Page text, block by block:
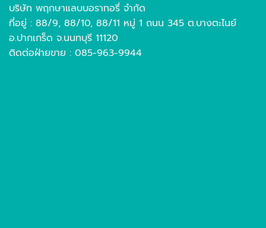
บริษัท พฤกษาแลบบอราทอรี่ จำกัด
ที่อยู่ : 88/9, 88/10, 88/11 หมู่ 1 ถนน 345 ต.บางตะไนย์
อ.ปากเกร็ด จ.นนทบุรี 11120
ติดต่อฝ่ายขาย : 085-963-9944